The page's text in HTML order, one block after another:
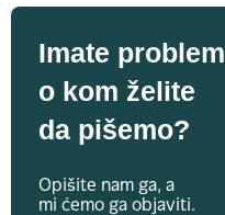
Imate problem
o kom želite
da pišemo?
Opišite nam ga, a
mi ćemo ga objaviti.